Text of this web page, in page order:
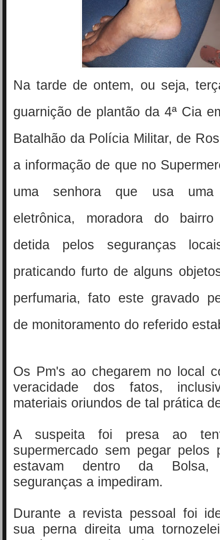
Na tarde de ontem, ou seja,
guarnição de plantão da 4ª Cia
Batalhão da Polícia Militar, de
a informação de que no
uma senhora que usa uma
eletrônica, moradora do
detida pelos seguranças
praticando furto de alguns
perfumaria, fato este gravado
de monitoramento do referido
Os Pm's ao chegarem no local
veracidade dos fatos,
materiais oriundos de tal prática
A suspeita foi presa ao
supermercado sem pegar pelos
estavam dentro da
seguranças a impediram.
Durante a revista pessoal foi
sua perna direita uma